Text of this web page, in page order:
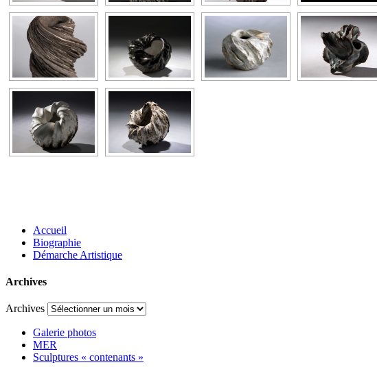
Accueil
Biographie
Démarche Artistique
Archives
Archives
Galerie photos
MER
Sculptures « contenants »